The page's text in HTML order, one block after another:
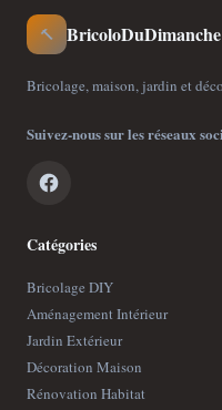
🔨 BricoloDuDimanche
Bricolage, maison, jardin et
Suivez-nous sur les réseaux
Catégories
Bricolage DIY
Aménagement Intérieur
Jardin Extérieur
Décoration Maison
Rénovation Habitat